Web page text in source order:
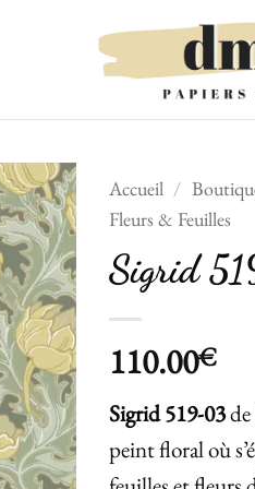
la liste
de
Accueil /
Fleurs & Feuilles
Sigrid
110.00€
Sigrid 519-03de
peint floral où